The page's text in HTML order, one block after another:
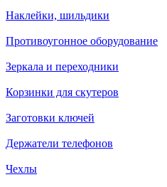
Наклейки, шильдики
Противоугонное оборудование
Зеркала и переходники
Корзинки для скутеров
Заготовки ключей
Держатели телефонов
Чехлы